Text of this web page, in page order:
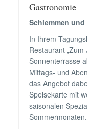
Gastronomie
Schlemmen
In Ihrem
Restaurant
Sonnenterrasse
Mittags- und
das Angebot
Speisekarte mit
saisonalen
Sommermonaten.